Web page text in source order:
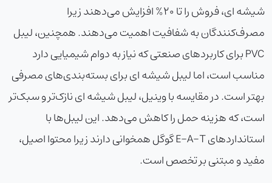
شیشه ای، فروش را تا 20% افزایش می‌دهند زیرا
مصرف‌کنندگان به شفافیت اهمیت می‌دهند. همچنین، لیبل
PVC برای کاربردهای صنعتی که نیاز به دوام شیمیایی دارد
مناسب است، اما لیبل شیشه ای برای بسته‌بندی‌های مصرفی
بهتر است. در مقایسه با وینیل، لیبل شیشه ای نازک‌تر و سبک‌تر
است، که هزینه حمل را کاهش می‌دهد. این لیبل‌ها با
استانداردهای E-A-T گوگل همخوانی دارند زیرا محتوا اصیل،
مفید و مبتنی بر تخصص است.